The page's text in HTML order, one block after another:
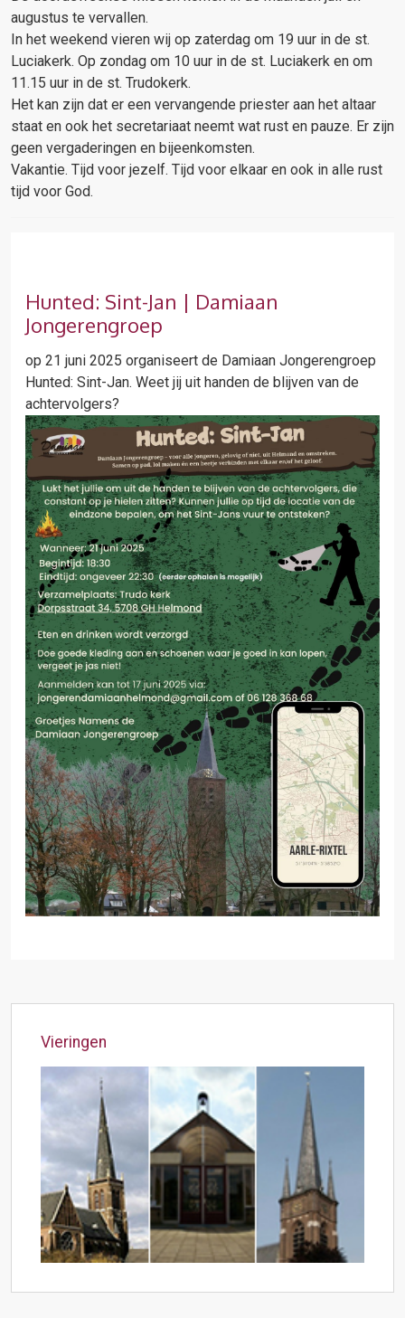
augustus te vervallen.
In het weekend vieren wij op zaterdag om 19 uur in de st.
Luciakerk. Op zondag om 10 uur in de st. Luciakerk en om
11.15 uur in de st. Trudokerk.
Het kan zijn dat er een vervangende priester aan het altaar
staat en ook het secretariaat neemt wat rust en pauze. Er zijn
geen vergaderingen en bijeenkomsten.
Vakantie. Tijd voor jezelf. Tijd voor elkaar en ook in alle rust
tijd voor God.
Hunted: Sint-Jan | Damiaan
Jongerengroep
op 21 juni 2025 organiseert de Damiaan Jongerengroep
Hunted: Sint-Jan. Weet jij uit handen de blijven van de
achtervolgers?
Vieringen